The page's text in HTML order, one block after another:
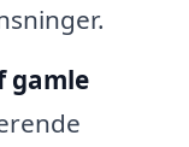
gamle